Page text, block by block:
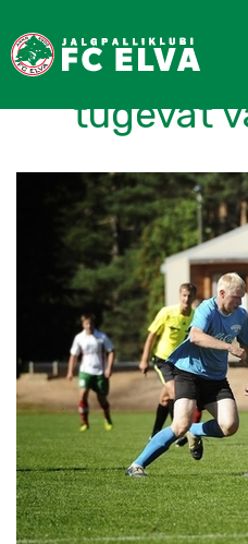
FC Elva II
tugevat